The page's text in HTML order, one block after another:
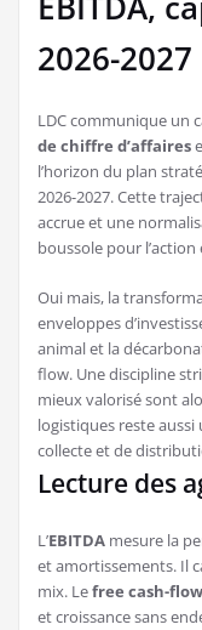
2026-2027
LDC communique un
de chiffre d’affaires
l’horizon du plan
2026-2027. Cette
accrue et une
boussole pour
Oui mais, la
enveloppes
animal et la
flow. Une discipline
mieux valorisé sont
logistiques reste
collecte et de
Lecture des
L’EBITDA mesure la
et amortissements. Il
mix. Lefree cash-flow
et croissance sans